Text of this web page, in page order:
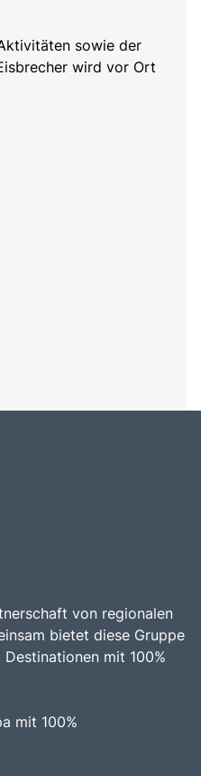
sowie der
wird vor Ort
von regionalen
bietet diese Gruppe
mit 100%
mit 100%